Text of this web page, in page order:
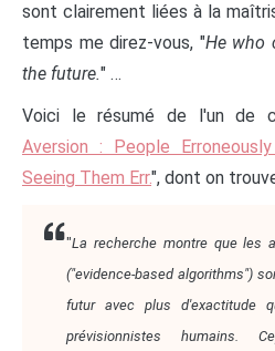
sont clairement liées à la
temps me direz-vous, "He who
the future." …
Voici le résumé de l'un de
Aversion : People
Seeing Them Err.", dont on
"La recherche montre que les
("evidence-based algorithms")
futur avec plus d'exactitude
prévisionnistes humains.